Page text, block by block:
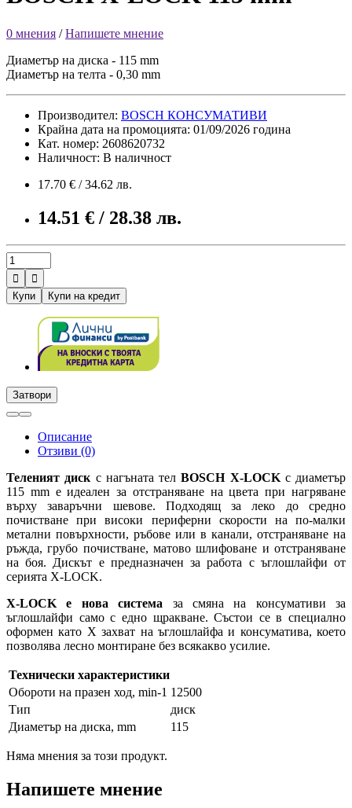
0 мнения /Напишете мнение
Диаметър на диска - 115 mm
Диаметър на телта - 0,30 mm
Производител: BOSCH КОНСУМАТИВИ
Крайна дата на промоцията: 01/09/2026 година
Кат. номер: 2608620732
Наличност: В наличност
17.70 € / 34.62 лв.
14.51 € / 28.38 лв.


Купи
Купи на кредит
Затвори
Описание
Отзиви (0)
Теленият диск с нагъната телBOSCH X-LOCK с диаметър
115 mm е идеален за отстраняване на цвета при нагряване
върху заваръчни шевове. Подходящ за леко до средно
почистване при високи периферни скорости на по-малки
метални повърхности, ръбове или в канали, отстраняване на
ръжда, грубо почистване, матово шлифоване и отстраняване
на боя. Дискът е предназначен за работа с ъглошлайфи от
серията X-LOCK.
X-LOCK е нова система за смяна на консумативи за
ъглошлайфи само с едно щракване. Състои се в специално
оформен като X захват на ъглошлайфа и консуматива, което
позволява лесно монтиране без всякакво усилие.
Технически характеристики
Обороти на празен ход, min-1 12500
Тип
диск
Диаметър на диска, mm
115
Няма мнения за този продукт.
Напишете мнение